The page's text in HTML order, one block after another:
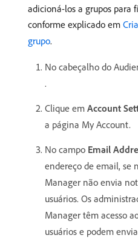
adicioná-los a grupos para
conforme explicado em
grupo.
No cabeçalho do
.
Clique em Account
a página My Account.
No campo Email
endereço de email, se
Manager não envia
usuários. Os
Manager têm acesso
usuários e podem